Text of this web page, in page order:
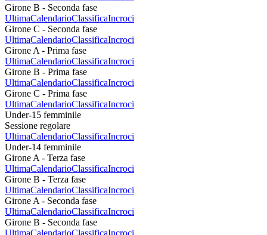
Girone B - Seconda fase
UltimaCalendarioClassificaIncroci
Girone C - Seconda fase
UltimaCalendarioClassificaIncroci
Girone A - Prima fase
UltimaCalendarioClassificaIncroci
Girone B - Prima fase
UltimaCalendarioClassificaIncroci
Girone C - Prima fase
UltimaCalendarioClassificaIncroci
Under-15 femminile
Sessione regolare
UltimaCalendarioClassificaIncroci
Under-14 femminile
Girone A - Terza fase
UltimaCalendarioClassificaIncroci
Girone B - Terza fase
UltimaCalendarioClassificaIncroci
Girone A - Seconda fase
UltimaCalendarioClassificaIncroci
Girone B - Seconda fase
UltimaCalendarioClassificaIncroci